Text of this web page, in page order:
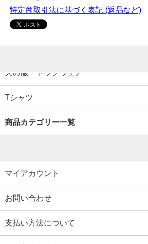
特定商取引法に基づく表記 (返品など)
犬の服・ドッグウェア
Tシャツ
商品カテゴリー一覧
マイアカウント
お問い合わせ
支払い方法について